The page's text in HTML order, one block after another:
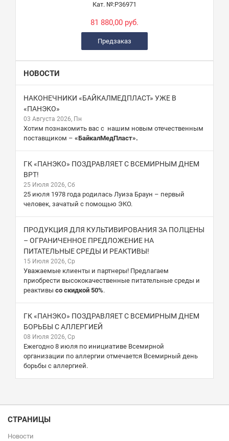
Кат. №:Р36971
81 880,00 руб.
Предзаказ
НОВОСТИ
НАКОНЕЧНИКИ «БАЙКАЛМЕДПЛАСТ» УЖЕ В
«ПАНЭКО»
03 Августа 2026, Пн
Хотим познакомить вас с нашим новым отечественным
поставщиком – «БайкалМедПласт».
ГК «ПАНЭКО» ПОЗДРАВЛЯЕТ С ВСЕМИРНЫМ ДНЕМ
ВРТ!
25 Июля 2026, Сб
25 июля 1978 года родилась Луиза Браун – первый
человек, зачатый с помощью ЭКО.
ПРОДУКЦИЯ ДЛЯ КУЛЬТИВИРОВАНИЯ ЗА ПОЛЦЕНЫ
– ОГРАНИЧЕННОЕ ПРЕДЛОЖЕНИЕ НА
ПИТАТЕЛЬНЫЕ СРЕДЫ И РЕАКТИВЫ!
15 Июля 2026, Ср
Уважаемые клиенты и партнеры! Предлагаем
приобрести высококачественные питательные среды и
реактивы со скидкой 50%.
ГК «ПАНЭКО» ПОЗДРАВЛЯЕТ С ВСЕМИРНЫМ ДНЕМ
БОРЬБЫ С АЛЛЕРГИЕЙ
08 Июля 2026, Ср
Ежегодно 8 июля по инициативе Всемирной
организации по аллергии отмечается Всемирный день
борьбы с аллергией.
СТРАНИЦЫ
Новости